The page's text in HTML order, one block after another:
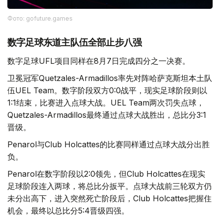
Фото: gofuture.games
数字足球东道主队伍全部止步八强
数字足球UFL项目同样在8月7日完成四分之一决赛。
卫冕冠军Quetzales-Armadillos率先对阵哈萨克斯坦本土队
伍UEL Team。数字阶段双方0:0战平，现实足球阶段则以
1:1结束，比赛进入点球大战。UEL Team两次罚失点球，
Quetzales-Armadillos最终通过点球大战胜出，总比分3:1
晋级。
Penarol与Club Holcattes的比赛同样通过点球大战分出胜
负。
Penarol在数字阶段以2:0领先，但Club Holcattes在现实
足球阶段连入两球，将总比分扳平。点球大战前三轮双方仍
未分出高下，进入突然死亡阶段后，Club Holcattes把握住
机会，最终以总比分5:4晋级四强。